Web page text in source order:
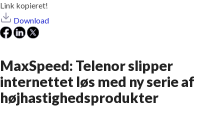
Link kopieret!
Download
MaxSpeed: Telenor slipper
internettet løs med ny serie af
højhastighedsprodukter